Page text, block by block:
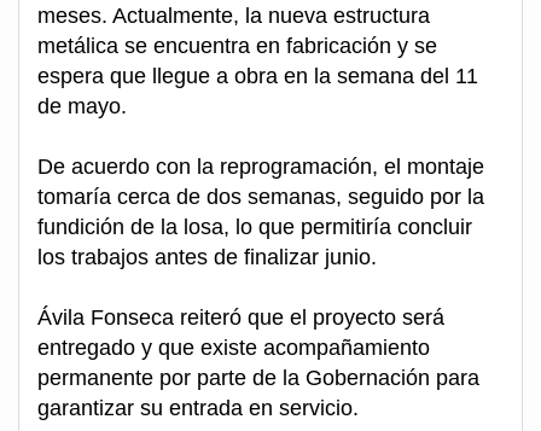
meses. Actualmente, la nueva estructura
metálica se encuentra en fabricación y se
espera que llegue a obra en la semana del 11
de mayo.
De acuerdo con la reprogramación, el montaje
tomaría cerca de dos semanas, seguido por la
fundición de la losa, lo que permitiría concluir
los trabajos antes de finalizar junio.
Ávila Fonseca reiteró que el proyecto será
entregado y que existe acompañamiento
permanente por parte de la Gobernación para
garantizar su entrada en servicio.